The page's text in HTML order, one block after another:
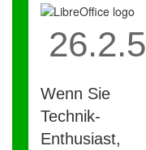
26.2.5
Wenn Sie
Technik-
Enthusiast,